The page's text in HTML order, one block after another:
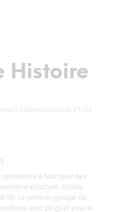
Histoire
d’administration d’Erka
commencé à fabriquer des
structure, Gözde
Sti. Le premier groupe de
avec poignet pour le